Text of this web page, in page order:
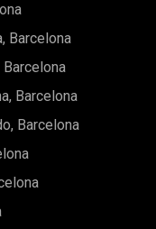
habitatge
i bellesa. Tant per
única amb
amb
impostos, despeses
Barcelona
Barcelona
Barcelona